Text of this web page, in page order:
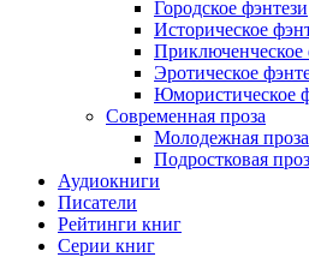
Городское фэнтези
Историческое
Приключенческое
Эротическое
Юмористическое
Современная проза
Молодежная проза
Подростковая
Аудиокниги
Писатели
Рейтинги книг
Серии книг